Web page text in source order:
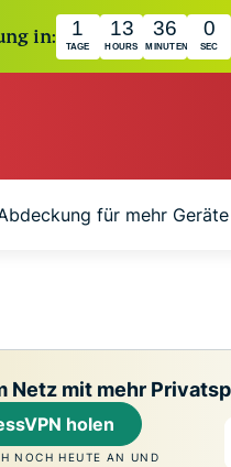
in: 1
TAGE
13
HOURS
35
MINUTEN
59
SEC
für mehr Geräte
Netz mit mehr
holen
NOCH HEUTE AN UND